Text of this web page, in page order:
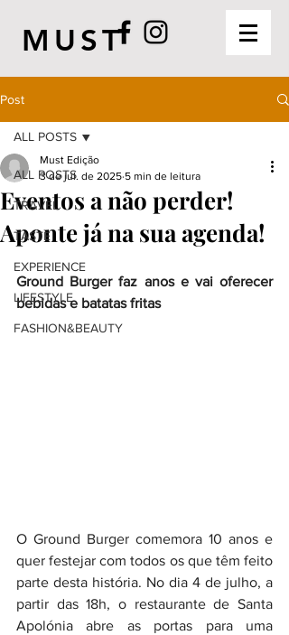
MUST
Post
ALL POSTS
TRAVEL
TASTE
EXPERIENCE
LIFESTYLE
FASHION&BEAUTY
ALL POSTS
Eventos a não perder!
Aponte já na sua agenda!
Must Edição
3 de jul. de 2025 5 min de leitura
Ground Burger faz anos e vai oferecer
bebidas e batatas fritas
O Ground Burger comemora 10 anos e
quer festejar com todos os que têm feito
parte desta história. No dia 4 de julho, a
partir das 18h, o restaurante de Santa
Apolónia abre as portas para uma